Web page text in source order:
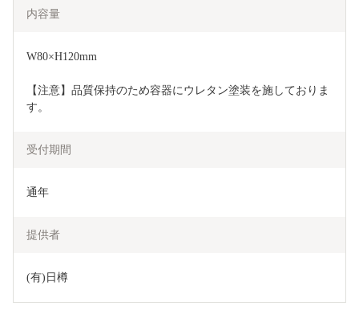
内容量
W80×H120mm
【注意】品質保持のため容器にウレタン塗装を施しておりま
す。
受付期間
通年
提供者
(有)日樽